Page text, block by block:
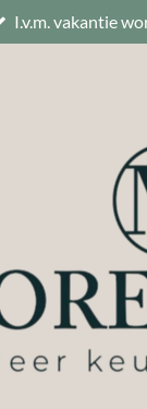
I.v.m. vakantie